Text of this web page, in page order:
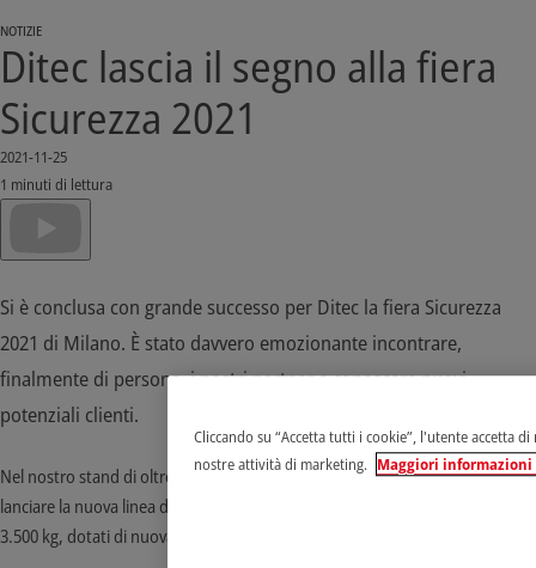
NOTIZIE
Ditec lascia il segno alla fiera
Sicurezza 2021
2021-11-25
1 minuti di lettura
Si è conclusa con grande successo per Ditec la fiera Sicurezza
2021 di Milano. È stato davvero emozionante incontrare,
finalmente di persona, i nostri partner e conoscere nuovi
potenziali clienti.
Nel nostro stand di oltre 150 metri quadri, abbiamo avuto il piacere di
lanciare la nuova linea di motori scorrevoli per applicazioni industriali fino a
3.500 kg, dotati di nuova centrale digitale con tecnologia ad INVERTER.
Cliccando su “Accetta tutti i cookie”, l'utente accetta
nostre attività di marketing. Maggiori